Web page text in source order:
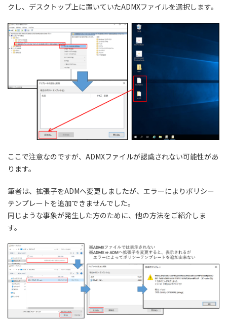
クし、デスクトップ上に置いていたADMXファイルを選択します。
ここで注意なのですが、ADMXファイルが認識されない可能性があ
ります。
筆者は、拡張子をADMへ変更しましたが、エラーによりポリシー
テンプレートを追加できませんでした。
同じような事象が発生した方のために、他の方法をご紹介しま
す。